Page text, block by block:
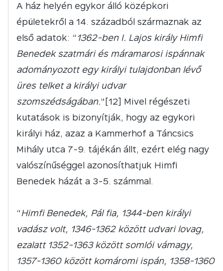
A ház helyén egykor álló középkori
épületekről a 14. századból származnak az
első adatok: “1362-ben I. Lajos király Himfi
Benedek szatmári és máramarosi ispánnak
adományozott egy királyi tulajdonban lévő
üres telket a királyi udvar
szomszédságában.”[12] Mivel régészeti
kutatások is bizonyítják, hogy az egykori
királyi ház, azaz a Kammerhof a Táncsics
Mihály utca 7-9. tájékán állt, ezért elég nagy
valószínűséggel azonosíthatjuk Himfi
Benedek házát a 3-5. számmal.
“Himfi Benedek, Pál fia, 1344-ben királyi
vadász volt, 1346-1362 között udvari lovag,
ezalatt 1352-1363 között somlói vámagy,
1357-1360 között komáromi ispán, 1358-1360